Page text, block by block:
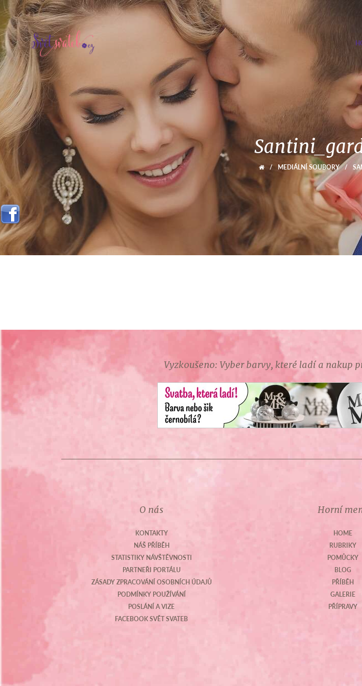
/ MEDIÁLNÍ SOUBORY /
Vyzkoušeno: Vyber barvy, které ladí a nakup
O nás
KONTAKTY
NÁŠ PŘÍBĚH
STATISTIKY NÁVŠTĚVNOSTI
PARTNEŘI PORTÁLU
ZÁSADY ZPRACOVÁNÍ OSOBNÍCH ÚDAJŮ
PODMÍNKY POUŽÍVÁNÍ
POSLÁNÍ A VIZE
FACEBOOK SVĚT SVATEB
Horní
HOME
RUBRIKY
POMŮCKY
BLOG
PŘÍBĚH
GALERIE
PŘÍPRAVY